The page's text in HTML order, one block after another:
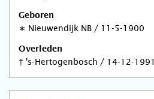
Geboren
∗ Nieuwendijk NB / 11-5-1900
Overleden
† 's-Hertogenbosch / 14-12-1991